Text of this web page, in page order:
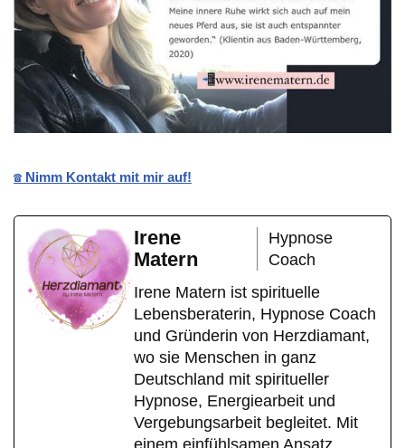
☎️ Nimm Kontakt mit mir auf!
Irene
Matern
Hypnose
Coach
Irene Matern ist spirituelle
Lebensberaterin, Hypnose Coach
und Gründerin von Herzdiamant,
wo sie Menschen in ganz
Deutschland mit spiritueller
Hypnose, Energiearbeit und
Vergebungsarbeit begleitet. Mit
einem einfühlsamen Ansatz